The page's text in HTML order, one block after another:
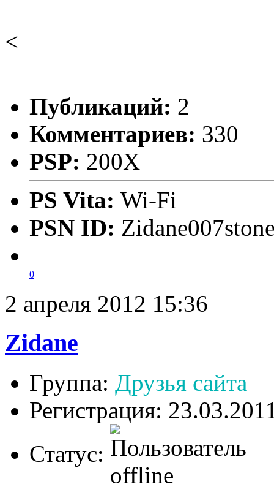
<
Публикаций: 2
Комментариев: 330
PSP: 200X
PS Vita: Wi-Fi
PSN ID:
0
2 апреля 2012 15:36
Zidane
Группа: Друзья сайта
Регистрация:
Статус: